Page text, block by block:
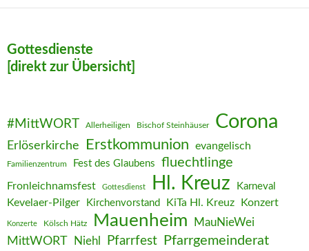
Gottesdienste
[direkt zur Übersicht]
#MittWORT Allerheiligen Bischof Steinhäuser Corona
Erlöserkirche Erstkommunion evangelisch
Familienzentrum Fest des Glaubens fluechtlinge
Fronleichnamsfest Gottesdienst Hl. Kreuz Karneval
Kevelaer-Pilger Kirchenvorstand KiTa Hl. Kreuz Konzert
Konzerte Kölsch Hätz Mauenheim MauNieWei
MittWORT Niehl Pfarrfest Pfarrgemeinderat